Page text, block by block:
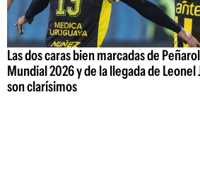
Las dos caras bien marcadas de
Mundial 2026 y de la llegada de
son clarísimos